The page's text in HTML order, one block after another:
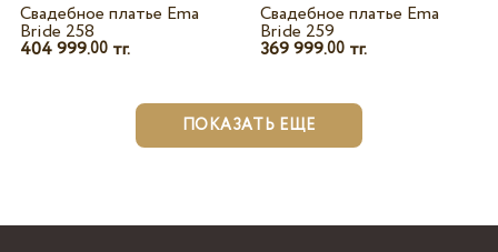
Свадебное платье Ema
Bride 258
404 999.00тг.
Свадебное платье Ema
Bride 259
369 999.00 тг.
ПОКАЗАТЬ ЕЩЕ